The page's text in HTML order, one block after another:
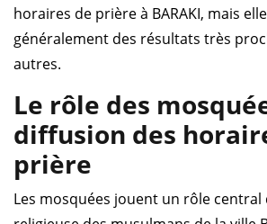
horaires de prière à BARAKI, mais
généralement des résultats très
autres.
Le rôle des
diffusion des
prière
Les mosquées jouent un rôle central